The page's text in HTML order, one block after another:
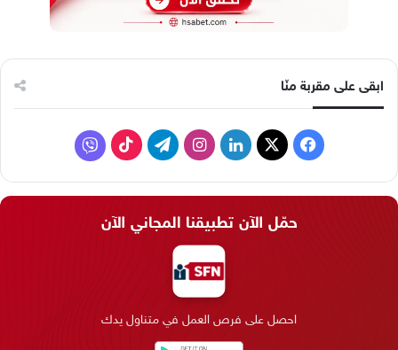
ابقى على مقربة منّا
ف
د
ن
ق
ر
ا
ت
م
k
ف
ا
حمّل الآن تطبيقنا المجاني الآن
احصل على فرص العمل في متناول يدك